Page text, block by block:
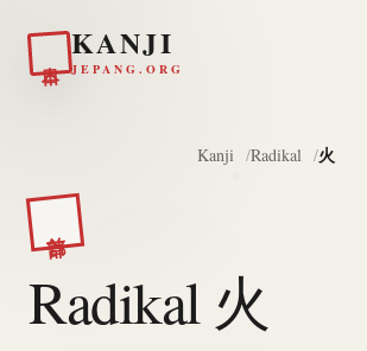
KANJI
JEPANG.ORG
Kanji Radikal 火
Radikal 火